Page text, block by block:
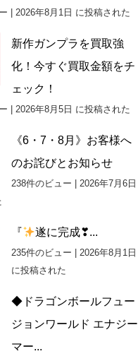
2026年8月1日 に投稿された
新作ガンプラを買取強
化！今すぐ買取金額をチ
ェック！
2026年8月5日 に投稿された
《6・7・8月》お客様へ
のお詫びとお知らせ
238件のビュー
2026年7月6日
『 遂に完成❣...
235件のビュー
2026年8月1日
に投稿された
◆ドラゴンボールフュー
ジョンワールド エナジー
マー...